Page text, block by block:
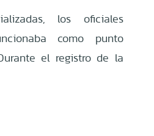
los oficiales
como punto
el registro de la